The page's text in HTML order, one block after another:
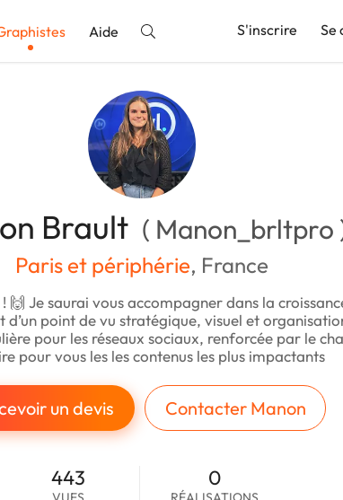
Aide S'inscrire Se
Brault ( Manon_brltpro
Paris et périphérie, France
🙌 Je saurai vous accompagner dans la
d’un point de vu stratégique, visuel et
pour les réseaux sociaux, renforcée par le
pour vous les les contenus les plus impactants
un devis Contacter Manon
443 0